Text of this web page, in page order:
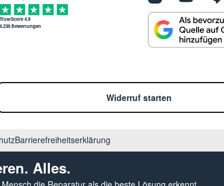
TrustScore 4.9
4.238 Bewertungen
Widerruf starten
Barrierefreiheitserklärung
Alles.